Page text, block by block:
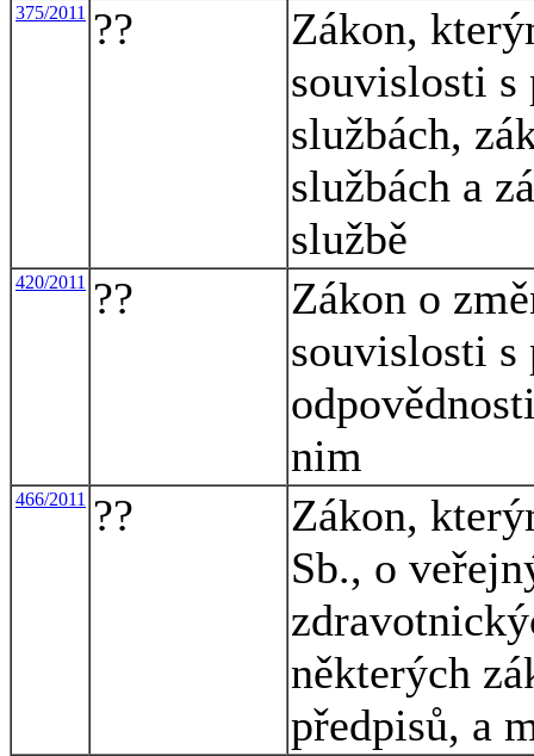
375/2011 ??
Zákon,
souvislosti
službách,
službách a
službě
420/2011 ??
Zákon o
souvislosti
nim
466/2011 ??
Zákon,
Sb., o
některých
předpisů, a